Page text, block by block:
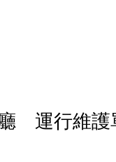
運行維護